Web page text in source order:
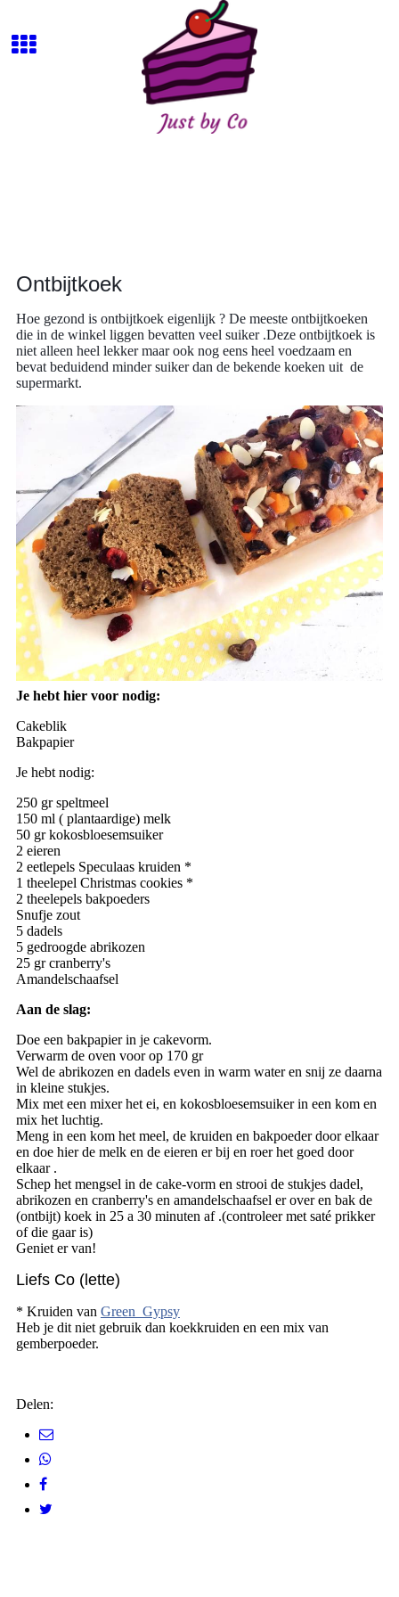
Ontbijtkoek
Hoe gezond is ontbijtkoek eigenlijk ? De meeste ontbijtkoeken
die in de winkel liggen bevatten veel suiker .Deze ontbijtkoek is
niet alleen heel lekker maar ook nog eens heel voedzaam en
bevat beduidend minder suiker dan de bekende koeken uit de
supermarkt.
Je hebt hier voor nodig:
Cakeblik
Bakpapier
Je hebt nodig:
250 gr speltmeel
150 ml ( plantaardige) melk
50 gr kokosbloesemsuiker
2 eieren
2 eetlepels Speculaas kruiden *
1 theelepel Christmas cookies *
2 theelepels bakpoeders
Snufje zout
5 dadels
5 gedroogde abrikozen
25 gr cranberry's
Amandelschaafsel
Aan de slag:
Doe een bakpapier in je cakevorm.
Verwarm de oven voor op 170 gr
Wel de abrikozen en dadels even in warm water en snij ze daarna
in kleine stukjes.
Mix met een mixer het ei, en kokosbloesemsuiker in een kom en
mix het luchtig.
Meng in een kom het meel, de kruiden en bakpoeder door elkaar
en doe hier de melk en de eieren er bij en roer het goed door
elkaar .
Schep het mengsel in de cake-vorm en strooi de stukjes dadel,
abrikozen en cranberry's en amandelschaafsel er over en bak de
(ontbijt) koek in 25 a 30 minuten af .(controleer met saté prikker
of die gaar is)
Geniet er van!
Liefs Co (lette)
* Kruiden van Green_Gypsy
Heb je dit niet gebruik dan koekkruiden en een mix van
gemberpoeder.
Delen: